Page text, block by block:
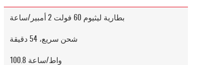
بطارية ليثيوم 60 فولت 2 أمبير/ساعة
شحن سريع، 54 دقيقة
100.8 واط/ساعة